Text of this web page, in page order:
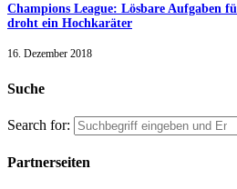
Champions League: Lösbare Aufgaben
droht ein Hochkaräter
16. Dezember 2018
Suche
Search for:
Partnerseiten